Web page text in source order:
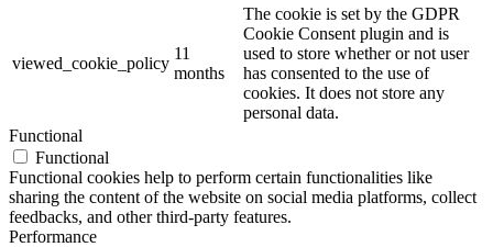
viewed_cookie_policy
11
months
The cookie is set by the GDPR
Cookie Consent plugin and is
used to store whether or not user
has consented to the use of
cookies. It does not store any
personal data.
Functional
Functional
Functional cookies help to perform certain functionalities like
sharing the content of the website on social media platforms, collect
feedbacks, and other third-party features.
Performance